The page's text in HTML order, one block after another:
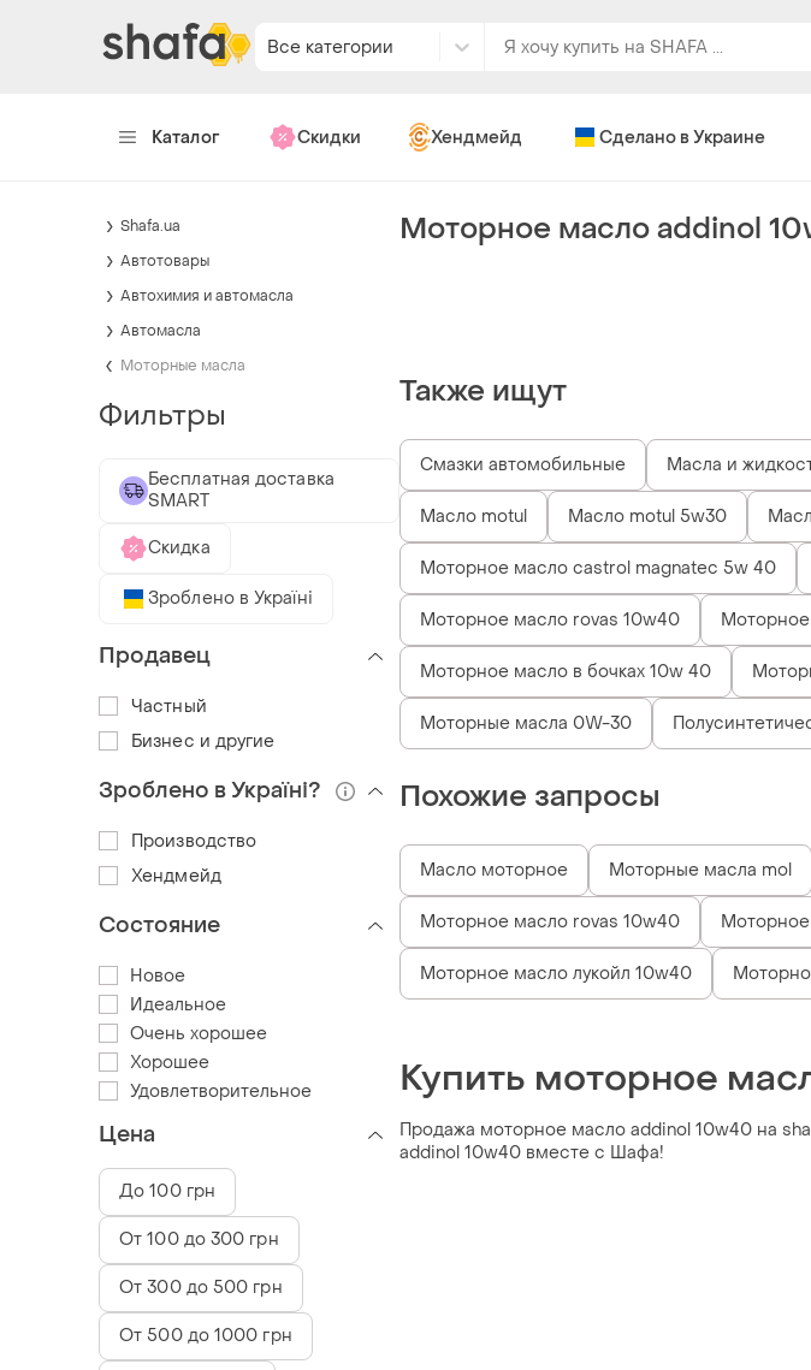
Все категории
Каталог Скидки Хендмейд Сделано в Украине
Моторное масло addinol
Также ищут
Смазки автомобильные Масла и
Масло motul Масло motul 5w30
Моторное масло castrol magnatec 5w 40
Моторное масло rovas 10w40
Моторное масло в бочках 10w 40
Моторные масла 0W-30
Похожие запросы
Масло моторное Моторные масла mol
Моторное масло rovas 10w40
Моторное масло лукойл 10w40
Купить моторное
Продажа моторное масло addinol 10w40 на
addinol 10w40 вместе с Шафа!
Shafa.ua
Автотовары
Автохимия и автомасла
Автомасла
Моторные масла
Фильтры
Бесплатная доставка
SMART
Скидка
Зроблено в Україні
Продавец
Частный
Бизнес и другие
Зроблено в Україні?
Производство
Хендмейд
Состояние
Новое
Идеальное
Очень хорошее
Хорошее
Удовлетворительное
Цена
До 100 грн
От 100 до 300 грн
От 300 до 500 грн
От 500 до 1000 грн